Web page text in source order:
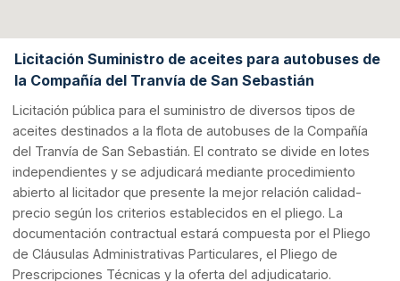
Licitación Suministro de aceites para autobuses de
la Compañía del Tranvía de San Sebastián
Licitación pública para el suministro de diversos tipos de
aceites destinados a la flota de autobuses de la Compañía
del Tranvía de San Sebastián. El contrato se divide en lotes
independientes y se adjudicará mediante procedimiento
abierto al licitador que presente la mejor relación calidad-
precio según los criterios establecidos en el pliego. La
documentación contractual estará compuesta por el Pliego
de Cláusulas Administrativas Particulares, el Pliego de
Prescripciones Técnicas y la oferta del adjudicatario.